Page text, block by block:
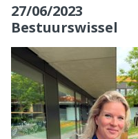
27/06/2023
Bestuurswissel